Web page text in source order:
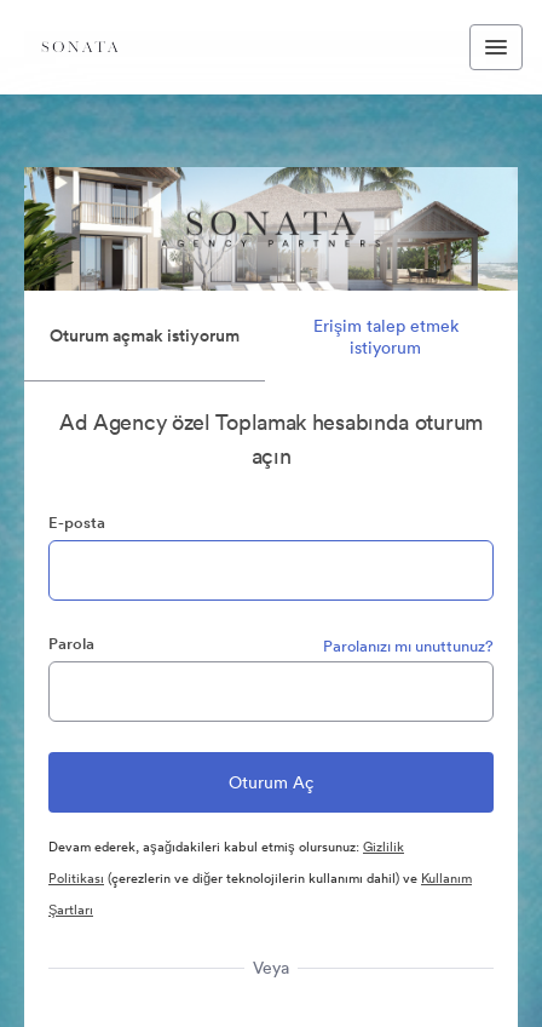
Oturum açmak istiyorum
Erişim talep etmek
istiyorum
Ad Agency özel Toplamak hesabında oturum
açın
E-posta
Parola Parolanızı mı unuttunuz?
Devam ederek, aşağıdakileri kabul etmiş olursunuz:Gizlilik
Politikası (çerezlerin ve diğer teknolojilerin kullanımı dahil) ve Kullanım
Şartları
Veya